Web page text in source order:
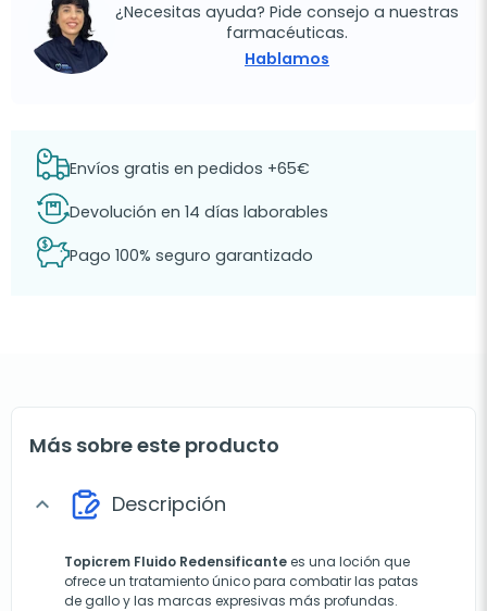
¿Necesitas ayuda? Pide consejo a nuestras
farmacéuticas.
Hablamos
Envíos gratis en pedidos +65€
Devolución en 14 días laborables
Pago 100% seguro garantizado
Más sobre este producto
expand_more Descripción
Topicrem Fluido Redensificantees una loción que
ofrece un tratamiento único para combatir las patas
de gallo y las marcas expresivas más profundas.